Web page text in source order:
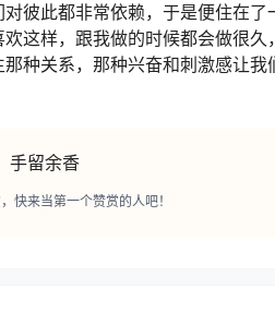
彼此都非常依赖，于是便住在
这样，跟我做的时候都会做很
种关系，那种兴奋和刺激感让我
手留余香
快来当第一个赞赏的人吧！